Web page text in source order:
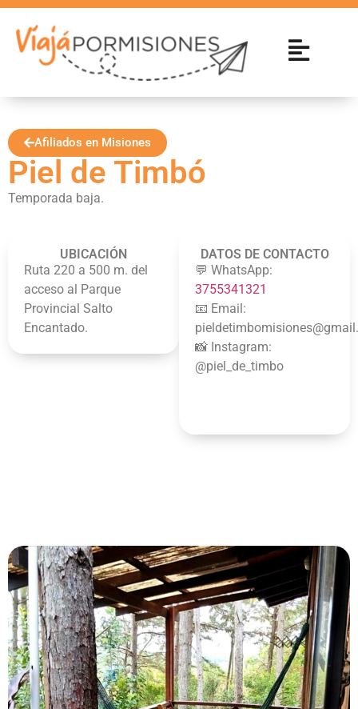
Afiliados en Misiones
Piel de Timbó
Temporada baja.
UBICACIÓN
Ruta 220 a 500 m. del
acceso al Parque
Provincial Salto
Encantado.
DATOS DE CONTACTO
💬 WhatsApp:
3755341321
📧 Email:
📸 Instagram:
@piel_de_timbo